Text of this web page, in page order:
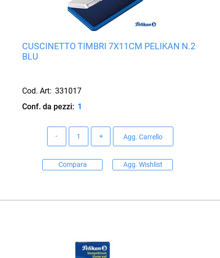
CUSCINETTO TIMBRI 7X11CM PELIKAN N.2
BLU
Cod. Art: 331017
Conf. da pezzi: 1
Agg. Carrello
Compara Agg. Wishlist